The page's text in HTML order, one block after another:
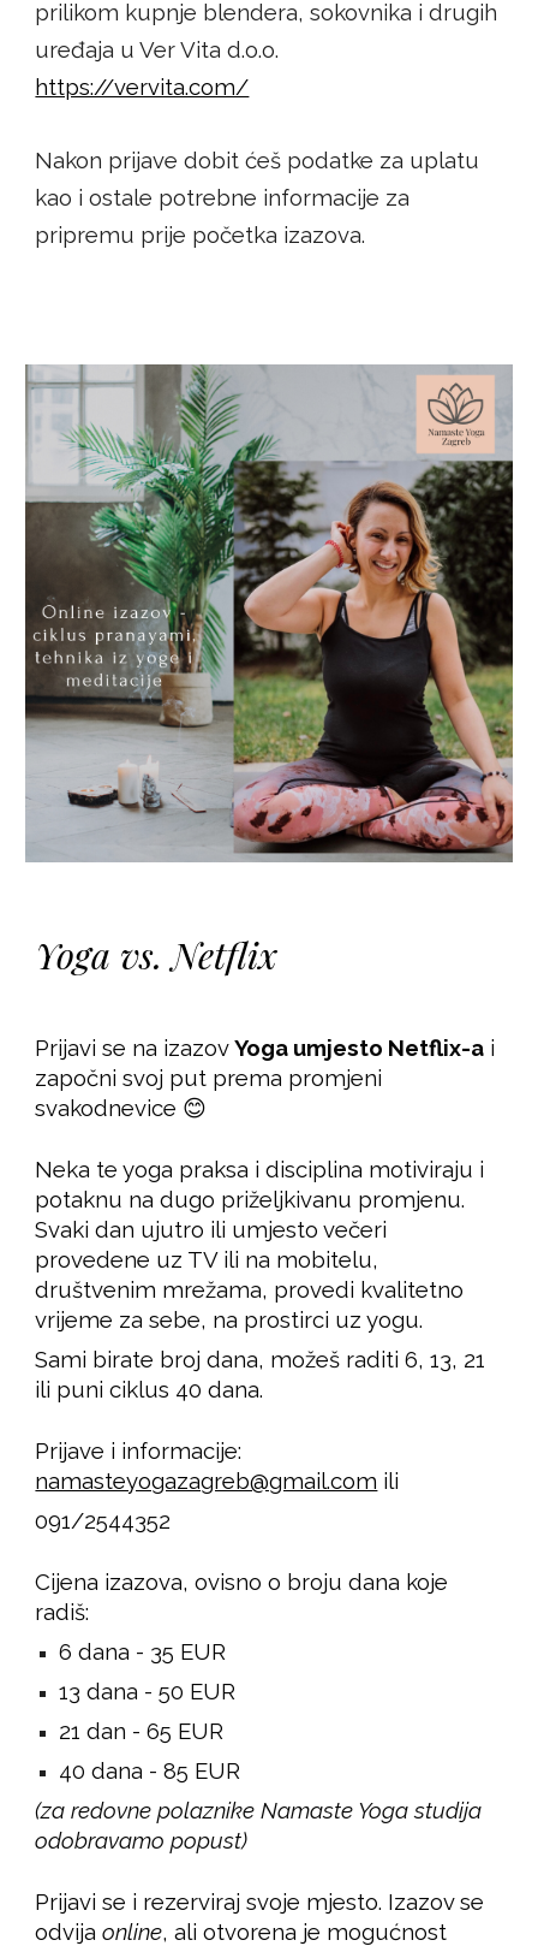
prilikom kupnje blendera, sokovnika i drugih
uređaja u Ver Vita d.o.o.
https://vervita.com/
Nakon prijave dobit ćeš podatke za uplatu
kao i ostale potrebne informacije za
pripremu prije početka izazova.
Yoga vs. Netflix
Prijavi se na izazovYoga umjesto Netflix-a i
započni svoj put prema promjeni
svakodnevice 😊
Neka te yoga praksa i disciplina motiviraju i
potaknu na dugo priželjkivanu promjenu.
Svaki dan ujutro ili umjesto večeri
provedene uz TV ili na mobitelu,
društvenim mrežama, provedi kvalitetno
vrijeme za sebe, na prostirci uz yogu.
Sami birate broj dana, možeš raditi 6, 13, 21
ili puni ciklus 40 dana.
Prijave i informacije:
namasteyogazagreb@gmail.com ili
091/2544352
Cijena izazova, ovisno o broju dana koje
radiš:
6 dana - 35 EUR
13 dana - 50 EUR
21 dan - 65 EUR
40 dana - 85 EUR
(za redovne polaznike Namaste Yoga studija
odobravamo popust)
Prijavi se i rezerviraj svoje mjesto. Izazov se
odvijaonline, ali otvorena je mogućnost